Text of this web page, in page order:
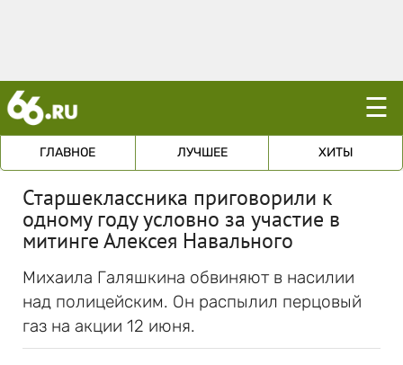
☰
ГЛАВНОЕ ЛУЧШЕЕ ХИТЫ
Старшеклассника приговорили к
одному году условно за участие в
митинге Алексея Навального
Михаила Галяшкина обвиняют в насилии
над полицейским. Он распылил перцовый
газ на акции 12 июня.